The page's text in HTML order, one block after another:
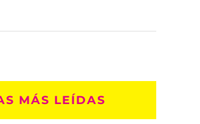
MÁS LEÍDAS